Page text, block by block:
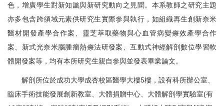
色，增廣學生對新知識與新研究動向之見聞。本系教師之研究主題
亦多包含跨領域元素供研究生實際參與執行，如組織再生創新奈米
醫材開發產學合作案、靈芝萃取藥物與心血管病變療效產學合作
案、新式光奈米腦腫瘤熱療法研發案、互動式神經解剖數位學習軟
體開發案等，均有本所研究生親自參與並發表畢業論文。
解剖所位於成功大學成杏校區醫學大樓5樓，設有科所辦公室、
臨床手術技能發展創新教室、大體捐贈中心、大體解剖學實驗室(有